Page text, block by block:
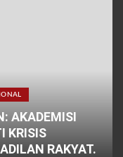
AKADEMISI
KRISIS
RAKYAT.